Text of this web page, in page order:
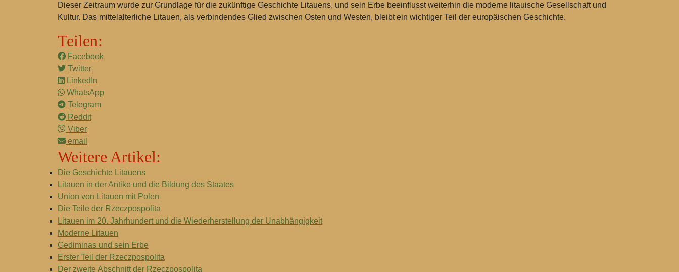
Dieser Zeitraum wurde zur Grundlage für die zukünftige Geschichte Litauens, und sein Erbe beeinflusst weiterhin die moderne litauische Gesellschaft und
Kultur. Das mittelalterliche Litauen, als verbindendes Glied zwischen Osten und Westen, bleibt ein wichtiger Teil der europäischen Geschichte.
Teilen:
Facebook
Twitter
LinkedIn
WhatsApp
Telegram
Reddit
Viber
email
Weitere Artikel:
Die Geschichte Litauens
Litauen in der Antike und die Bildung des Staates
Union von Litauen mit Polen
Die Teile der Rzeczpospolita
Litauen im 20. Jahrhundert und die Wiederherstellung der Unabhängigkeit
Moderne Litauen
Gediminas und sein Erbe
Erster Teil der Rzeczpospolita
Der zweite Abschnitt der Rzeczpospolita